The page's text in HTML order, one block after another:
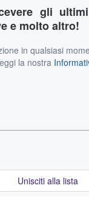
riportate tutte le
potresti avere
i tuoi biglietti sul
fattori, come i
dettagli, ti
Servizio.
gli ultimi
e molto altro!
in qualsiasi
la nostra
Unisciti alla lista